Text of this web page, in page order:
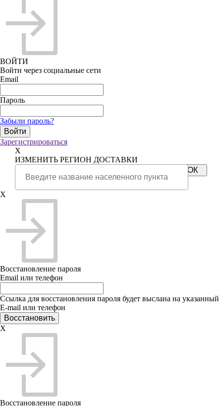
ВОЙТИ
Войти через социальные сети
Email
Пароль
Забыли пароль?
Зарегистрироваться
X
ИЗМЕНИТЬ РЕГИОН ДОСТАВКИ
X
Восстановление пароля
Email или телефон
Ссылка для восстановления пароля будет выслана на указанный
E-mail или телефон
X
Восстановление пароля